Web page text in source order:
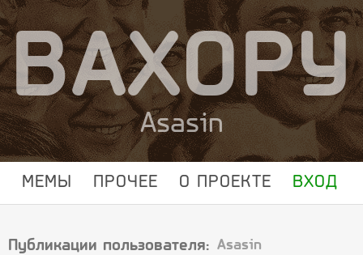
ВАХОРУ
Asasin
МЕМЫ ПРОЧЕЕ О ПРОЕКТЕ ВХОД
Публикации пользователя: Asasin